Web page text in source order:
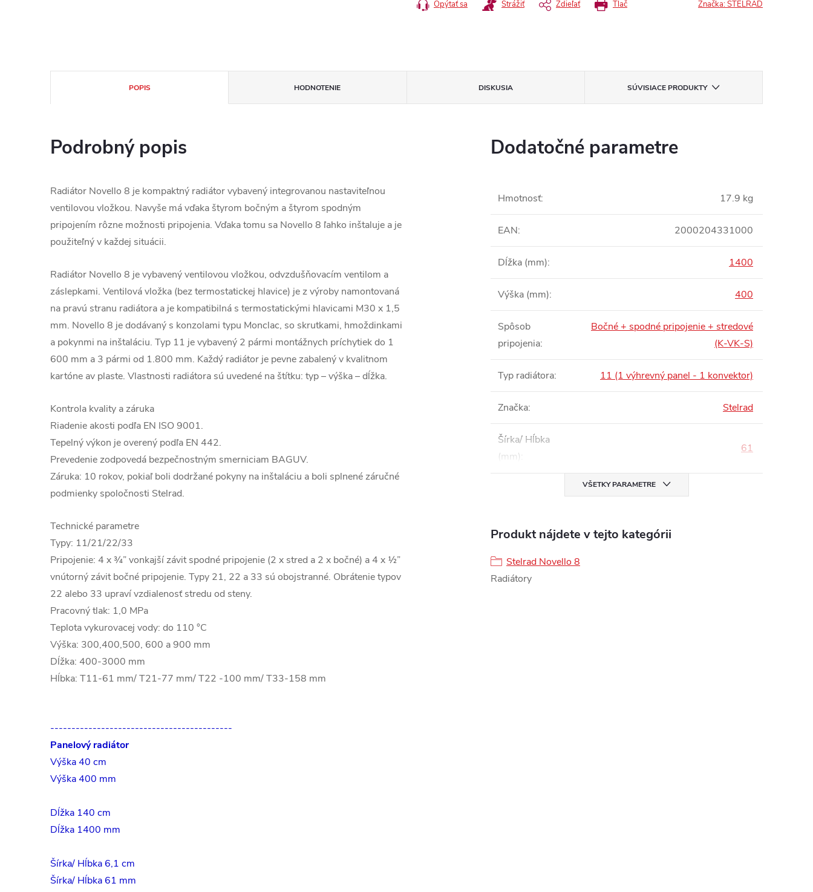
Tlač
Opýtať sa Strážiť Zdieľať Značka:STELRAD
POPIS HODNOTENIE DISKUSIA SÚVISIACE PRODUKTY
Podrobný popis
Radiátor Novello 8 je kompaktný radiátor vybavený integrovanou nastaviteľnou
ventilovou vložkou. Navyše má vďaka štyrom bočným a štyrom spodným
pripojením rôzne možnosti pripojenia. Vďaka tomu sa Novello 8 ľahko inštaluje a je
použiteľný v každej situácii.
Radiátor Novello 8 je vybavený ventilovou vložkou, odvzdušňovacím ventilom a
záslepkami. Ventilová vložka (bez termostatickej hlavice) je z výroby namontovaná
na pravú stranu radiátora a je kompatibilná s termostatickými hlavicami M30 x 1,5
mm. Novello 8 je dodávaný s konzolami typu Monclac, so skrutkami, hmoždinkami
a pokynmi na inštaláciu. Typ 11 je vybavený 2 pármi montážnych príchytiek do 1
600 mm a 3 pármi od 1.800 mm. Každý radiátor je pevne zabalený v kvalitnom
kartóne av plaste. Vlastnosti radiátora sú uvedené na štítku: typ – výška – dĺžka.
Kontrola kvality a záruka
Riadenie akosti podľa EN ISO 9001.
Tepelný výkon je overený podľa EN 442.
Prevedenie zodpovedá bezpečnostným smerniciam BAGUV.
Záruka: 10 rokov, pokiaľ boli dodržané pokyny na inštaláciu a boli splnené záručné
podmienky spoločnosti Stelrad.
Technické parametre
Typy: 11/21/22/33
Pripojenie: 4 x ¾” vonkajší závit spodné pripojenie (2 x stred a 2 x bočné) a 4 x ½”
vnútorný závit bočné pripojenie. Typy 21, 22 a 33 sú obojstranné. Obrátenie typov
22 alebo 33 upraví vzdialenosť stredu od steny.
Pracovný tlak: 1,0 MPa
Teplota vykurovacej vody: do 110 °C
Výška: 300,400,500, 600 a 900 mm
Dĺžka: 400-3000 mm
Hĺbka: T11-61 mm/ T21-77 mm/ T22 -100 mm/ T33-158 mm
-------------------------------------------
Panelový radiátor
Výška 40 cm
Výška 400 mm
Dĺžka 140 cm
Dĺžka 1400 mm
Šírka/ Hĺbka 6,1 cm
Šírka/ Hĺbka 61 mm
Dodatočné parametre
Hmotnosť: 17.9 kg
EAN: 2000204331000
Dĺžka (mm): 1400
Výška (mm): 400
Spôsob
pripojenia:
Bočné + spodné pripojenie + stredové
(K-VK-S)
Typ radiátora: 11 (1 výhrevný panel - 1 konvektor)
Značka: Stelrad
Šírka/ Hĺbka
(mm):
61
VŠETKY PARAMETRE
Produkt nájdete v tejto kategórii
Stelrad Novello 8
Radiátory